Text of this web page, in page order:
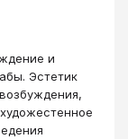
и
Эстетик